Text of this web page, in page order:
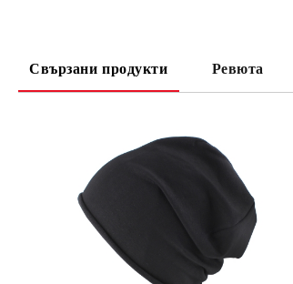
Свързани продукти Ревюта